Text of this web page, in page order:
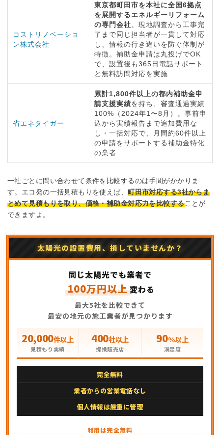
コストリノベーショ
ン株式会社
東京都町田市を本社に全国6拠点
を展開するエネルギーリフォーム
の専門会社。現地調査から工事完
了まで同じ担当者が一貫して対応
し、情報の行き違いを防ぐ体制が
特徴。補助金申請は丸投げでOK
で、設置後も365日電話サポート
と無料訪問対応を実施
省エネタイガー
累計1,800件以上の都内補助金申
請支援実績を持ち、審査通過実績
100%（2024年1〜8月）。事前申
込から実績報告まで追加費用な
し・一括対応で、月間約60件以上
の申請をサポートする補助金特化
の業者
一社ごとに問い合わせて条件を比較するのは手間がかかりま
す。エコ発の一括見積もりを使えば、町田市対応する3社からま
とめて見積もりを取り、価格・補助金対応力を比較することが
できますよ。
太陽光の設置費用、損していませんか？
同じ太陽光でも業者で
100万円以上変わる
最大5社を比較できて
最安の地元の施工業者が見つかります
20,000件以上
見積もり実績
400社以上
提携販売店
90%以上
満足度
完全無料
業者からの営業電話なし
個人情報は厳重に管理